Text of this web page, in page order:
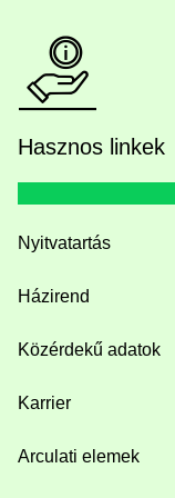
Hasznos linkek
Nyitvatartás
Házirend
Közérdekű adatok
Karrier
Arculati elemek